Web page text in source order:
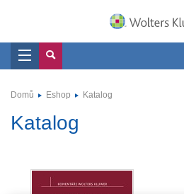
Domů Eshop Katalog
Katalog